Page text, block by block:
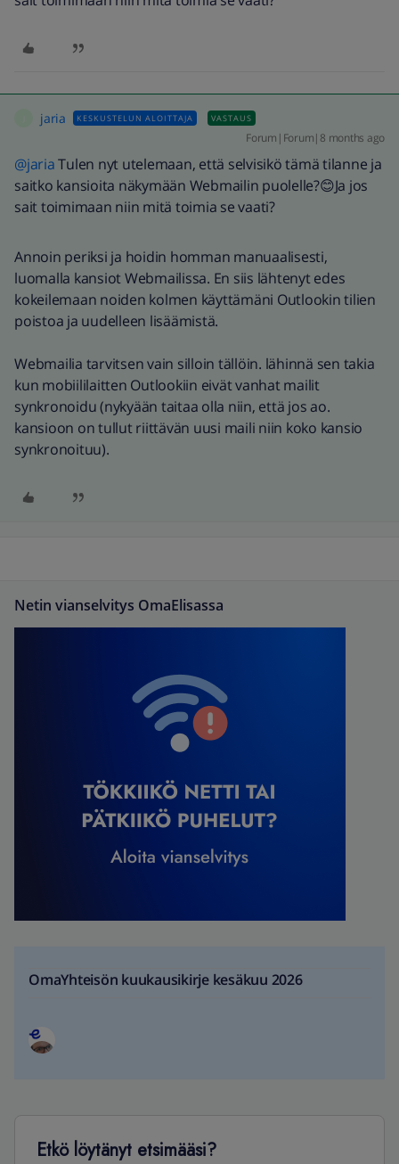
jaria KESKUSTELUN ALOITTAJA VASTAUS
Forum|Forum|8 months ago
@jariaTulen nyt utelemaan, että selvisikö tämä tilanne ja
saitko kansioita näkymään Webmailin puolelle?😊Ja jos
sait toimimaan niin mitä toimia se vaati?
Annoin periksi ja hoidin homman manuaalisesti,
luomalla kansiot Webmailissa. En siis lähtenyt edes
kokeilemaan noiden kolmen käyttämäni Outlookin tilien
poistoa ja uudelleen lisäämistä.
Webmailia tarvitsen vain silloin tällöin. lähinnä sen takia
kun mobiililaitten Outlookiin eivät vanhat mailit
synkronoidu (nykyään taitaa olla niin, että jos ao.
kansioon on tullut riittävän uusi maili niin koko kansio
synkronoituu).
Netin vianselvitys OmaElisassa
OmaYhteisön kuukausikirje kesäkuu 2026
Etkö löytänyt etsimääsi?